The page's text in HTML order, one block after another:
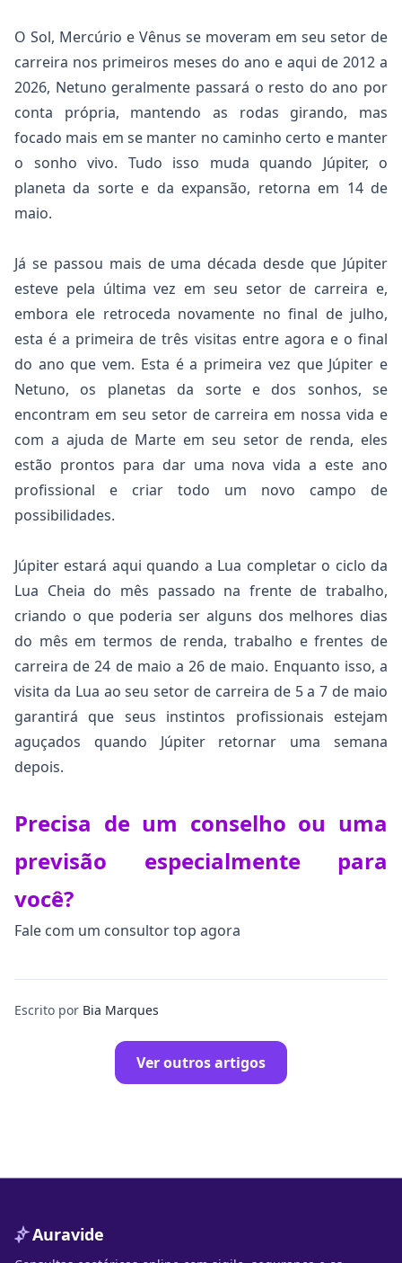
O Sol, Mercúrio e Vênus se moveram em seu setor de
carreira nos primeiros meses do ano e aqui de 2012 a
2026, Netuno geralmente passará o resto do ano por
conta própria, mantendo as rodas girando, mas
focado mais em se manter no caminho certo e manter
o sonho vivo. Tudo isso muda quando Júpiter, o
planeta da sorte e da expansão, retorna em 14 de
maio.
Já se passou mais de uma década desde que Júpiter
esteve pela última vez em seu setor de carreira e,
embora ele retroceda novamente no final de julho,
esta é a primeira de três visitas entre agora e o final
do ano que vem. Esta é a primeira vez que Júpiter e
Netuno, os planetas da sorte e dos sonhos, se
encontram em seu setor de carreira em nossa vida e
com a ajuda de Marte em seu setor de renda, eles
estão prontos para dar uma nova vida a este ano
profissional e criar todo um novo campo de
possibilidades.
Júpiter estará aqui quando a Lua completar o ciclo da
Lua Cheia do mês passado na frente de trabalho,
criando o que poderia ser alguns dos melhores dias
do mês em termos de renda, trabalho e frentes de
carreira de 24 de maio a 26 de maio. Enquanto isso, a
visita da Lua ao seu setor de carreira de 5 a 7 de maio
garantirá que seus instintos profissionais estejam
aguçados quando Júpiter retornar uma semana
depois.
Precisa de um conselho ou uma
previsão especialmente para
você?
Fale com um consultor top agora
Escrito por Bia Marques
Ver outros artigos
Auravide